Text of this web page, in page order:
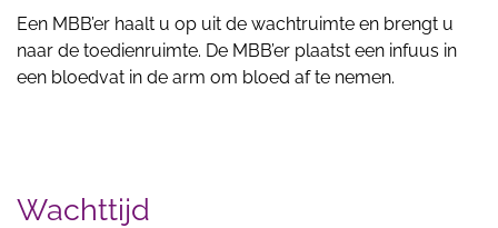
Een MBB’er haalt u op uit de wachtruimte en brengt u
naar de toedienruimte. De MBB’er plaatst een infuus in
een bloedvat in de arm om bloed af te nemen.
Wachttijd